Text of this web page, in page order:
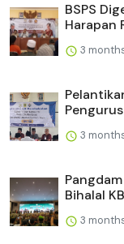
BSPS
Harapan
3
3
Bihalal
3